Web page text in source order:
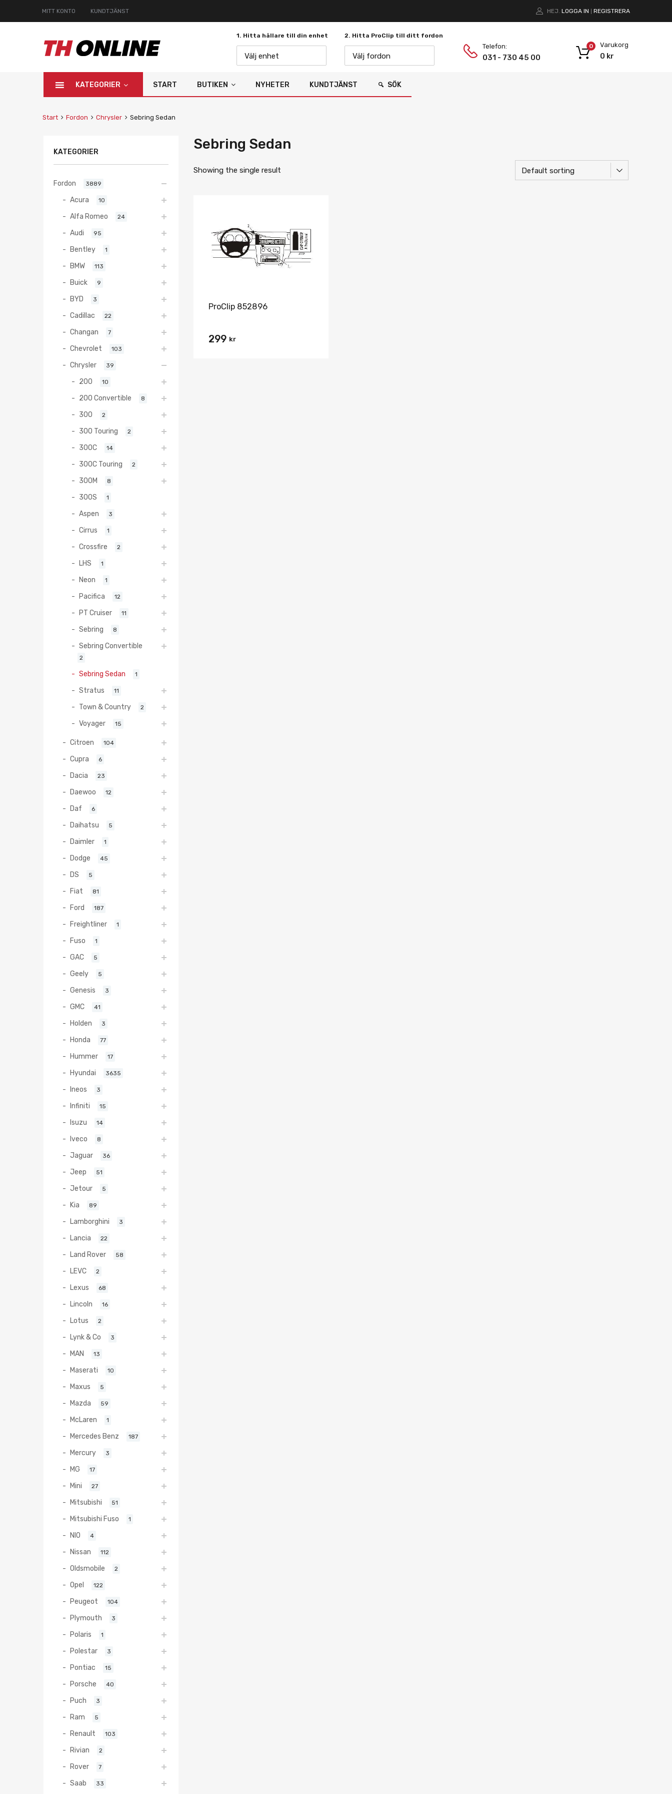
MITT KONTO KUNDTJÄNST HEJ. LOGGA IN REGISTRERA
1. Hitta hållare till din enhet
Välj enhet
2. Hitta ProClip till ditt fordon
Välj fordon
Telefon:
031 - 730 45 00
Varukorg
0 kr
0
KATEGORIER START BUTIKEN NYHETER KUNDTJÄNST SÖK
Start Fordon Chrysler Sebring Sedan
Sebring Sedan
Showing the single result
ProClip 852896
299 kr
KATEGORIER
Fordon 3889
Acura 10
Alfa Romeo 24
Audi 95
Bentley 1
BMW 113
Buick 9
BYD 3
Cadillac 22
Changan 7
Chevrolet 103
Chrysler 39
200 10
200 Convertible 8
300 2
300 Touring 2
300C 14
300C Touring 2
300M 8
300S 1
Aspen 3
Cirrus 1
Crossfire 2
LHS 1
Neon 1
Pacifica 12
PT Cruiser 11
Sebring 8
Sebring Convertible
2
Sebring Sedan 1
Stratus 11
Town & Country 2
Voyager 15
Citroen 104
Cupra 6
Dacia 23
Daewoo 12
Daf 6
Daihatsu 5
Daimler 1
Dodge 45
DS 5
Fiat 81
Ford 187
Freightliner 1
Fuso 1
GAC 5
Geely 5
Genesis 3
GMC 41
Holden 3
Honda 77
Hummer 17
Hyundai 3635
Ineos 3
Infiniti 15
Isuzu 14
Iveco 8
Jaguar 36
Jeep 51
Jetour 5
Kia 89
Lamborghini 3
Lancia 22
Land Rover 58
LEVC 2
Lexus 68
Lincoln 16
Lotus 2
Lynk & Co 3
MAN 13
Maserati 10
Maxus 5
Mazda 59
McLaren 1
Mercedes Benz 187
Mercury 3
MG 17
Mini 27
Mitsubishi 51
Mitsubishi Fuso 1
NIO 4
Nissan 112
Oldsmobile 2
Opel 122
Peugeot 104
Plymouth 3
Polaris 1
Polestar 3
Pontiac 15
Porsche 40
Puch 3
Ram 5
Renault 103
Rivian 2
Rover 7
Saab 33